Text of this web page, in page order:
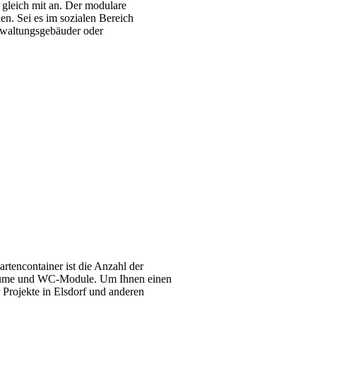
mit an. Der modulare
Sei es im sozialen Bereich
oder
ist die Anzahl der
und WC-Module. Um Ihnen einen
in Elsdorf und anderen